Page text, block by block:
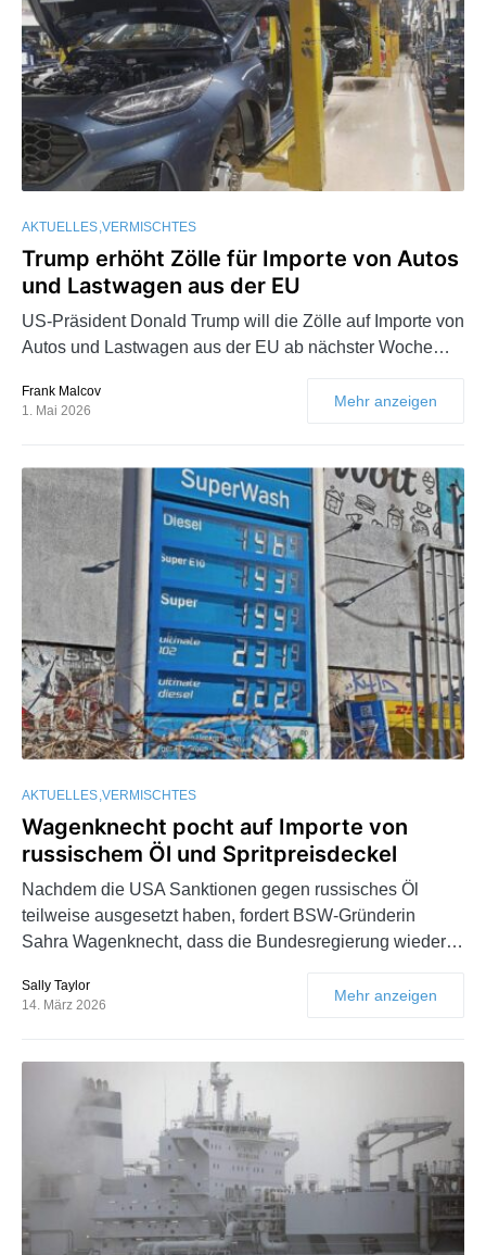
AKTUELLES VERMISCHTES
Trump erhöht Zölle für Importe von Autos
und Lastwagen aus der EU
US-Präsident Donald Trump will die Zölle auf Importe von
Autos und Lastwagen aus der EU ab nächster Woche…
Frank Malcov
1. Mai 2026
Mehr anzeigen
AKTUELLES VERMISCHTES
Wagenknecht pocht auf Importe von
russischem Öl und Spritpreisdeckel
Nachdem die USA Sanktionen gegen russisches Öl
teilweise ausgesetzt haben, fordert BSW-Gründerin
Sahra Wagenknecht, dass die Bundesregierung wieder…
Sally Taylor
14. März 2026
Mehr anzeigen